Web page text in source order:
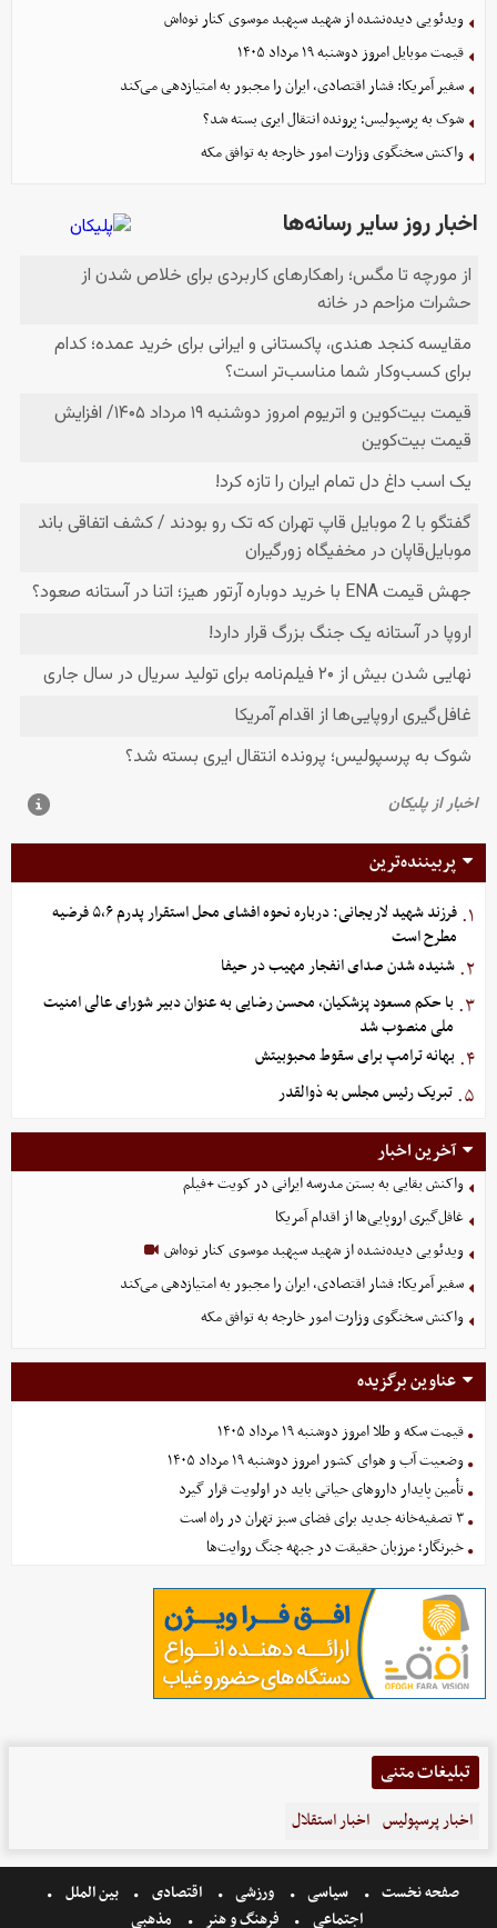
ویدئویی دیده‌نشده از شهید سپهبد موسوی کنار نوه‌اش
قیمت موبایل‌ امروز دوشنبه ۱۹ مرداد ۱۴۰۵
سفیر آمریکا: فشار اقتصادی، ایران را مجبور به امتیازدهی می‌کند
شوک به پرسپولیس؛ پرونده انتقال ایری بسته شد؟
واکنش سخنگوی وزارت امور خارجه به توافق مکه
پربیننده‌ترین
۱.
فرزند شهید لاریجانی: درباره نحوه افشای محل استقرار پدرم ۵،۶ فرضیه
مطرح است
۲. شنیده شدن صدای انفجار مهیب در حیفا
۳. با حکم مسعود پزشکیان، محسن رضایی به عنوان دبیر شورای عالی امنیت
ملی منصوب شد
۴. بهانه ترامپ برای سقوط محبوبیتش
۵. تبریک رئیس مجلس به ذوالقدر
آخرین اخبار
واکنش بقایی به بستن مدرسه ایرانی در کویت +فیلم
غافل‌گیری اروپایی‌ها از اقدام آمریکا
ویدئویی دیده‌نشده از شهید سپهبد موسوی کنار نوه‌اش
سفیر آمریکا: فشار اقتصادی، ایران را مجبور به امتیازدهی می‌کند
واکنش سخنگوی وزارت امور خارجه به توافق مکه
عناوین برگزیده
قیمت سکه و طلا امروز دوشنبه ۱۹ مرداد ۱۴۰۵
وضعیت آب و هوای کشور امروز دوشنبه ۱۹ مرداد ۱۴۰۵
تأمین پایدار داروهای حیاتی باید در اولویت قرار گیرد
۳ تصفیه‌خانه جدید برای فضای سبز تهران در راه است
خبرنگار؛ مرزبان حقیقت در جبهه جنگ روایت‌ها
تبلیغات متنی
اخبار پرسپولیس اخبار استقلال
صفحه نخست سیاسی ورزشی اقتصادی
بین الملل
اجتماعی
فرهنگ و هنر مذهبی